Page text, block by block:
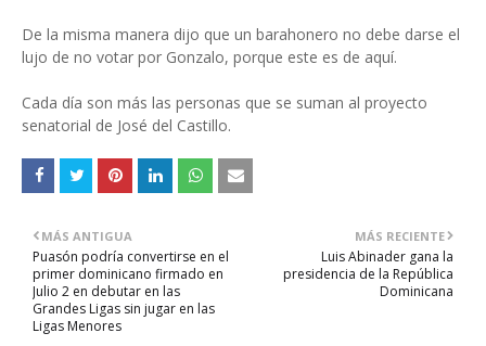
De la misma manera dijo que un barahonero no debe darse el
lujo de no votar por Gonzalo, porque este es de aquí.
Cada día son más las personas que se suman al proyecto
senatorial de José del Castillo.
MÁS RECIENTE
Luis Abinader gana la
presidencia de la República
Dominicana
MÁS ANTIGUA
Puasón podría convertirse en el
primer dominicano firmado en
Julio 2 en debutar en las
Grandes Ligas sin jugar en las
Ligas Menores